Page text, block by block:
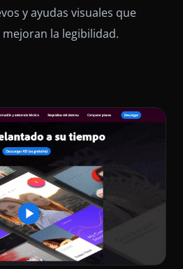
y ayudas visuales que
la legibilidad.